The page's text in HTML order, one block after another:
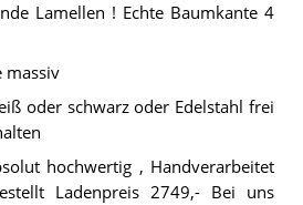
Lamellen ! Echte Baumkante 4
massiv
oder schwarz oder Edelstahl frei
hochwertig , Handverarbeitet
Ladenpreis 2749,- Bei uns